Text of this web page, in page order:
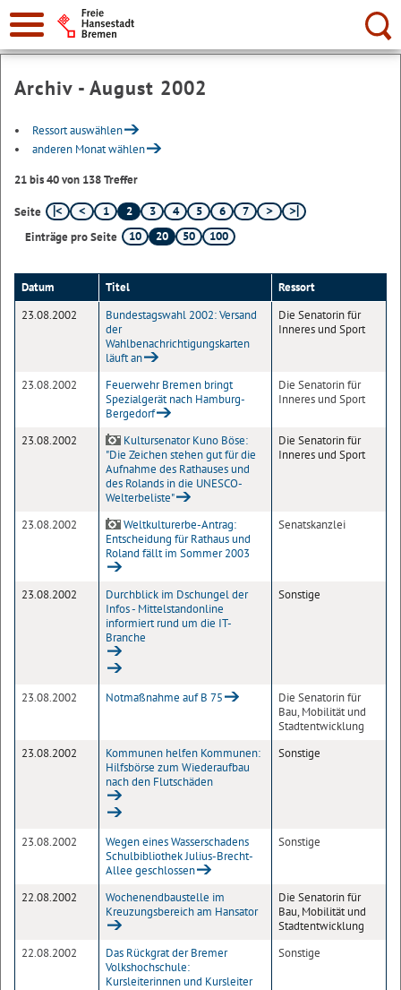
Suche:
Archiv - August 2002
Ressort auswählen
anderen Monat wählen
21 bis 40 von 138 Treffer
Seite 1 2 3 4 5 6
7
Einträge pro Seite
10 20 50 100
Datum Titel
Ressort
23.08.2002
Bundestagswahl 2002: Versand
der
Wahlbenachrichtigungskarten
läuft an
Die Senatorin für
Inneres und Sport
23.08.2002
Feuerwehr Bremen bringt
Spezialgerät nach Hamburg-
Bergedorf
Die Senatorin für
Inneres und Sport
23.08.2002
Kultursenator Kuno Böse:
"Die Zeichen stehen gut für die
Aufnahme des Rathauses und
des Rolands in die UNESCO-
Welterbeliste"
Die Senatorin für
Inneres und Sport
23.08.2002
Weltkulturerbe-Antrag:
Entscheidung für Rathaus und
Roland fällt im Sommer 2003
Senatskanzlei
23.08.2002
Durchblick im Dschungel der
Infos - Mittelstandonline
informiert rund um die IT-
Branche
Sonstige
23.08.2002 Notmaßnahme auf B 75
Die Senatorin für
Bau, Mobilität und
Stadtentwicklung
23.08.2002
Kommunen helfen Kommunen:
Hilfsbörse zum Wiederaufbau
nach den Flutschäden
Sonstige
23.08.2002
Wegen eines Wasserschadens
Schulbibliothek Julius-Brecht-
Allee geschlossen
Sonstige
22.08.2002
Wochenendbaustelle im
Kreuzungsbereich am Hansator
Die Senatorin für
Bau, Mobilität und
Stadtentwicklung
22.08.2002
Das Rückgrat der Bremer
Volkshochschule:
Kursleiterinnen und Kursleiter
Sonstige